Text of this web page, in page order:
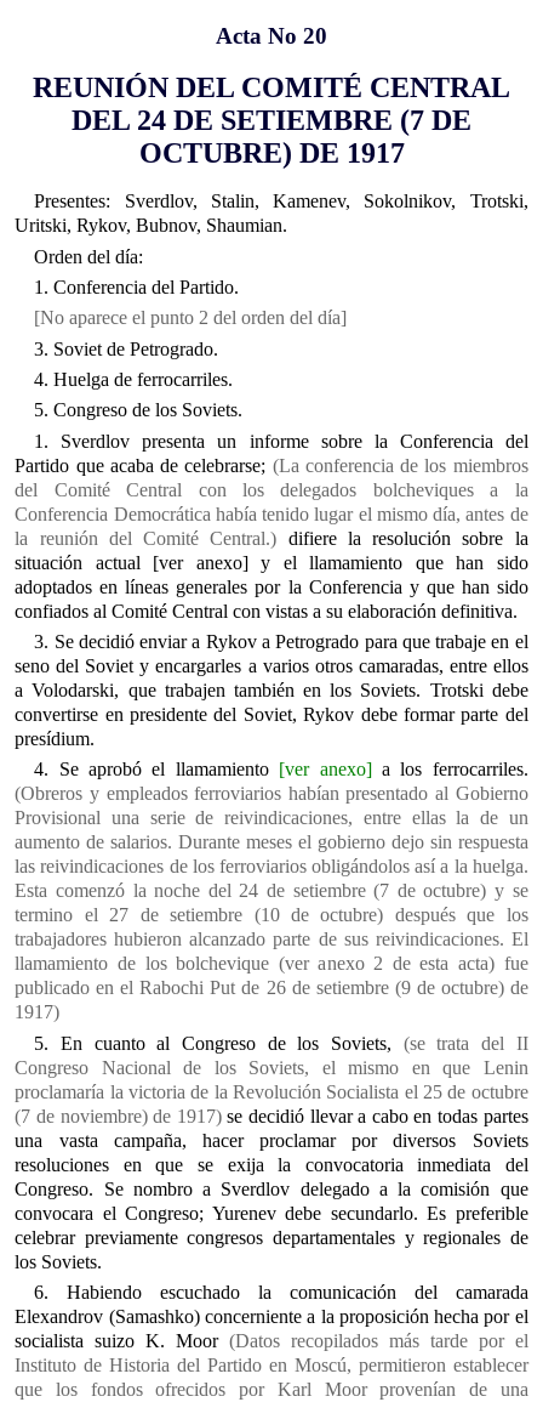
Acta No 20
REUNIÓN DEL COMITÉ CENTRAL
DEL 24 DE SETIEMBRE (7 DE
OCTUBRE) DE 1917
Presentes: Sverdlov, Stalin, Kamenev, Sokolnikov, Trotski,
Uritski, Rykov, Bubnov, Shaumian.
Orden del día:
1. Conferencia del Partido.
[No aparece el punto 2 del orden del día]
3. Soviet de Petrogrado.
4. Huelga de ferrocarriles.
5. Congreso de los Soviets.
1. Sverdlov presenta un informe sobre la Conferencia del
Partido que acaba de celebrarse; (La conferencia de los miembros
del Comité Central con los delegados bolcheviques a la
Conferencia Democrática había tenido lugar el mismo día, antes de
la reunión del Comité Central.) difiere la resolución sobre la
situación actual [ver anexo] y el llamamiento que han sido
adoptados en líneas generales por la Conferencia y que han sido
confiados al Comité Central con vistas a su elaboración definitiva.
3. Se decidió enviar a Rykov a Petrogrado para que trabaje en el
seno del Soviet y encargarles a varios otros camaradas, entre ellos
a Volodarski, que trabajen también en los Soviets. Trotski debe
convertirse en presidente del Soviet, Rykov debe formar parte del
presídium.
4. Se aprobó el llamamiento [ver anexo]a los ferrocarriles.
(Obreros y empleados ferroviarios habían presentado al Gobierno
Provisional una serie de reivindicaciones, entre ellas la de un
aumento de salarios. Durante meses el gobierno dejo sin respuesta
las reivindicaciones de los ferroviarios obligándolos así a la huelga.
Esta comenzó la noche del 24 de setiembre (7 de octubre) y se
termino el 27 de setiembre (10 de octubre) después que los
trabajadores hubieron alcanzado parte de sus reivindicaciones. El
llamamiento de los bolchevique (ver anexo 2 de esta acta) fue
publicado en el Rabochi Put de 26 de setiembre (9 de octubre) de
1917)
5. En cuanto al Congreso de los Soviets, (se trata del II
Congreso Nacional de los Soviets, el mismo en que Lenin
proclamaría la victoria de la Revolución Socialista el 25 de octubre
(7 de noviembre) de 1917)se decidió llevar a cabo en todas partes
una vasta campaña, hacer proclamar por diversos Soviets
resoluciones en que se exija la convocatoria inmediata del
Congreso. Se nombro a Sverdlov delegado a la comisión que
convocara el Congreso; Yurenev debe secundarlo. Es preferible
celebrar previamente congresos departamentales y regionales de
los Soviets.
6. Habiendo escuchado la comunicación del camarada
Elexandrov (Samashko) concerniente a la proposición hecha por el
socialista suizo K. Moor(Datos recopilados más tarde por el
Instituto de Historia del Partido en Moscú, permitieron establecer
que los fondos ofrecidos por Karl Moor provenían de una